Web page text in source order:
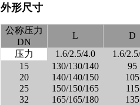
外形尺寸
公称压力
DN
L
D
压力
1.6/2.5/4.0
1.6/
15
130/130/140
95
20
140/140/150
105
25
150/150/165
115
32
165/165/180
135